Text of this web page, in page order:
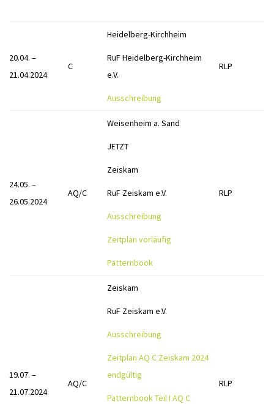
20.04. –
21.04.2024
C
Heidelberg-Kirchheim
RuF Heidelberg-Kirchheim
e.V.
Ausschreibung
RLP
24.05. –
26.05.2024
AQ/C
Weisenheim a. Sand
JETZT
Zeiskam
RuF Zeiskam e.V.
Ausschreibung
Zeitplan vorläufig
Patternbook
RLP
19.07. –
21.07.2024
AQ/C
Zeiskam
RuF Zeiskam e.V.
Ausschreibung
Zeitplan AQ C Zeiskam 2024
endgültig
Patternbook Teil I AQ C
RLP